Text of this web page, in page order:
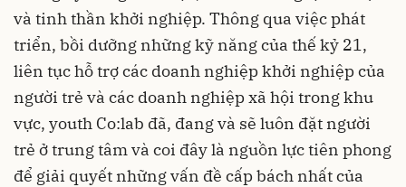
và tinh thần khởi nghiệp. Thông qua việc phát
triển, bồi dưỡng những kỹ năng của thế kỷ 21,
liên tục hỗ trợ các doanh nghiệp khởi nghiệp của
người trẻ và các doanh nghiệp xã hội trong khu
vực, youth Co:lab đã, đang và sẽ luôn đặt người
trẻ ở trung tâm và coi đây là nguồn lực tiên phong
để giải quyết những vấn đề cấp bách nhất của